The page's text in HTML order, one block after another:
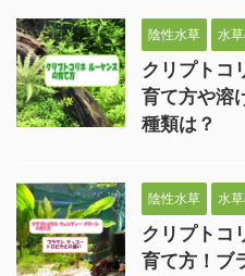
陰性水草 水
クリプトコ
育て方や溶
種類は？
陰性水草 水
クリプトコ
育て方！ブ